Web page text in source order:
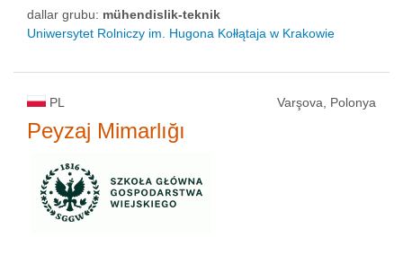
dallar grubu: mühendislik-teknik
Uniwersytet Rolniczy im. Hugona Kołłątaja w Krakowie
PL Varşova, Polonya
Peyzaj Mimarlığı